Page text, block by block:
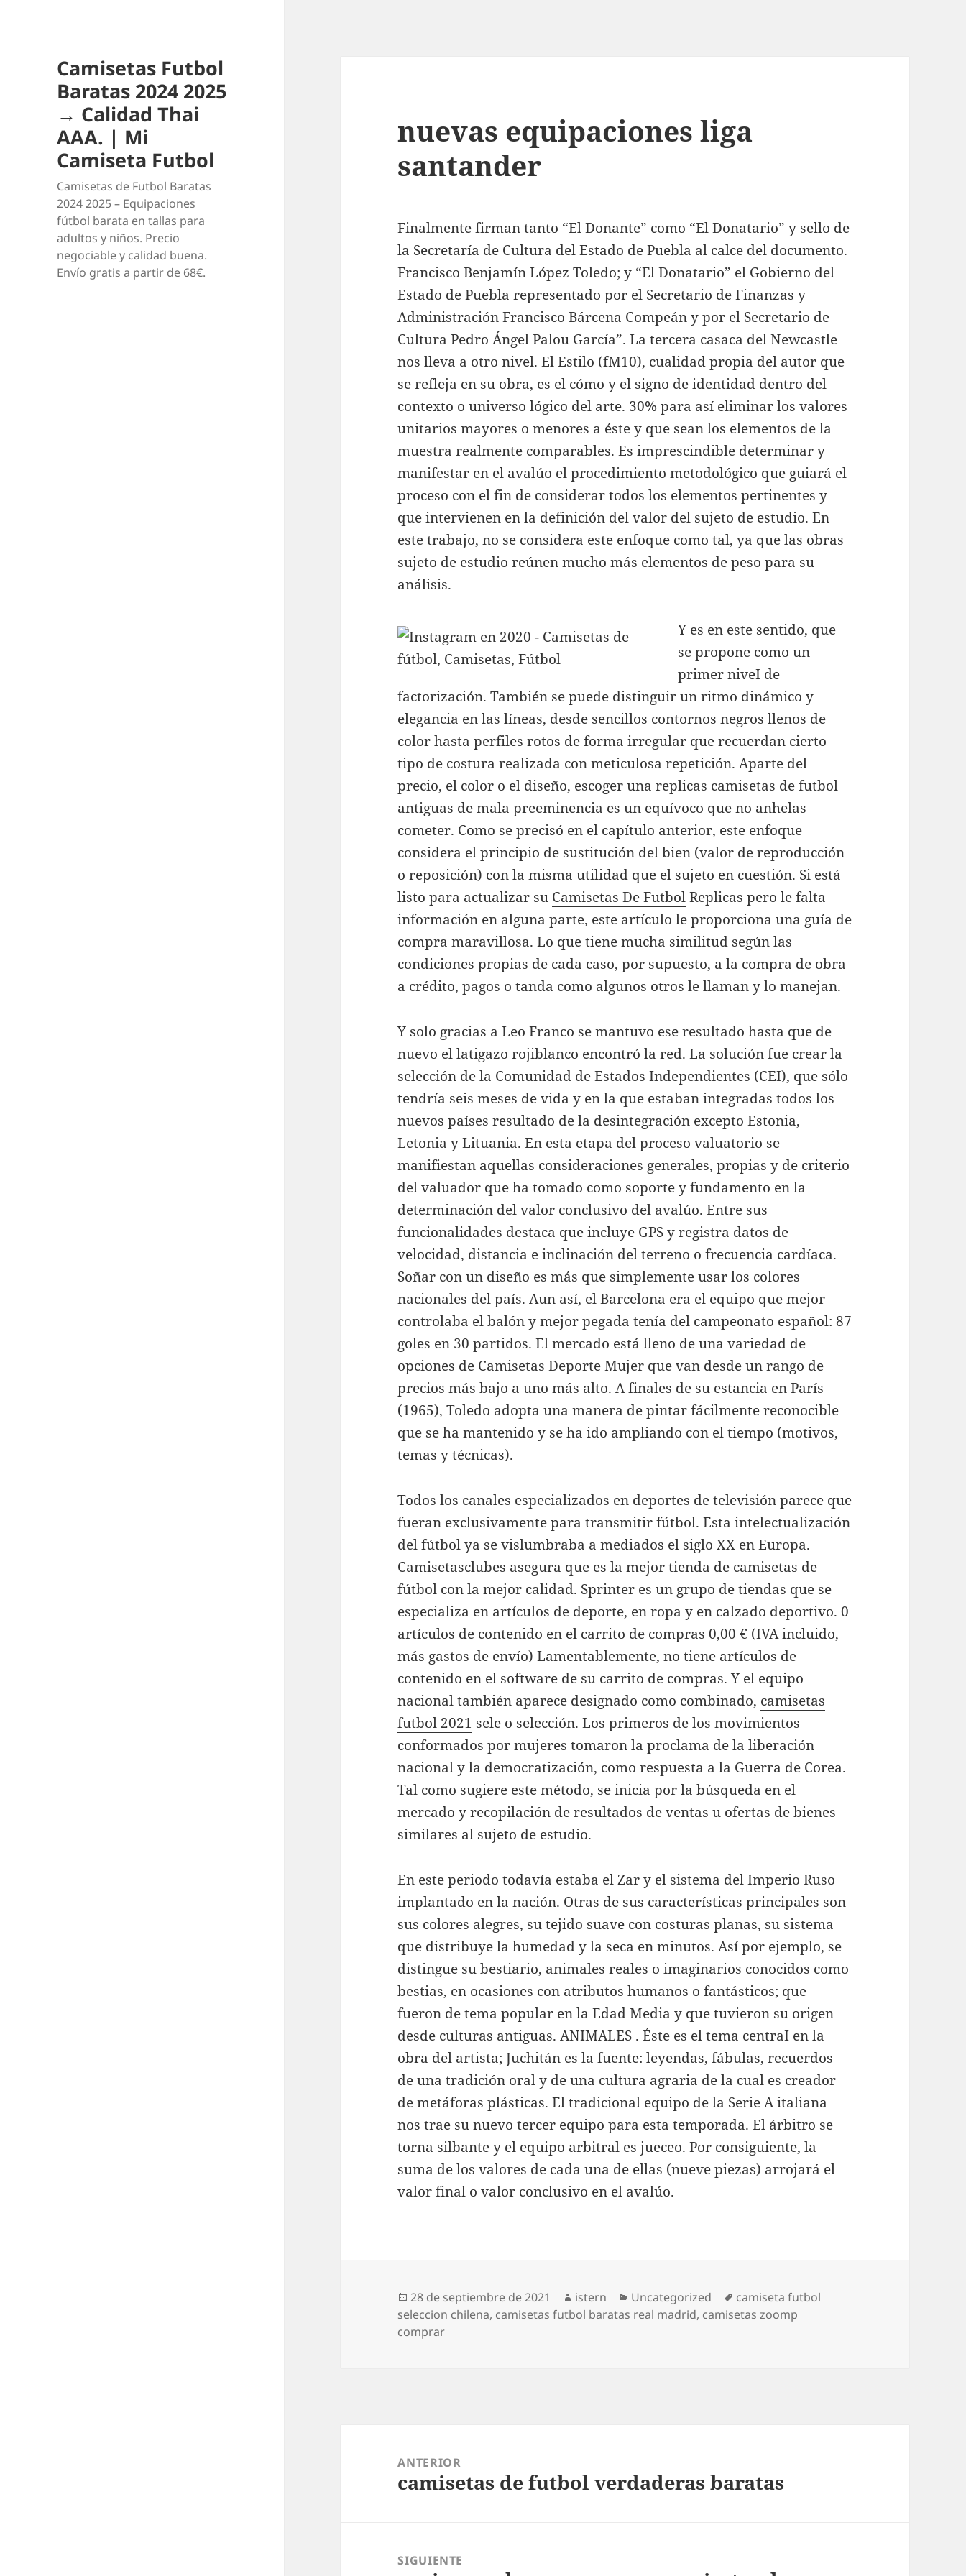
Camisetas Futbol
Baratas 2024 2025
→ Calidad Thai
AAA. | Mi
Camiseta Futbol
Camisetas de Futbol Baratas
2024 2025 – Equipaciones
fútbol barata en tallas para
adultos y niños. Precio
negociable y calidad buena.
Envío gratis a partir de 68€.
nuevas equipaciones liga
santander
Finalmente firman tanto “El Donante” como “El Donatario” y sello de
la Secretaría de Cultura del Estado de Puebla al calce del documento.
Francisco Benjamín López Toledo; y “El Donatario” el Gobierno del
Estado de Puebla representado por el Secretario de Finanzas y
Administración Francisco Bárcena Compeán y por el Secretario de
Cultura Pedro Ángel Palou García”. La tercera casaca del Newcastle
nos lleva a otro nivel. El Estilo (fM10), cualidad propia del autor que
se refleja en su obra, es el cómo y el signo de identidad dentro del
contexto o universo lógico del arte. 30% para así eliminar los valores
unitarios mayores o menores a éste y que sean los elementos de la
muestra realmente comparables. Es imprescindible determinar y
manifestar en el avalúo el procedimiento metodológico que guiará el
proceso con el fin de considerar todos los elementos pertinentes y
que intervienen en la definición del valor del sujeto de estudio. En
este trabajo, no se considera este enfoque como tal, ya que las obras
sujeto de estudio reúnen mucho más elementos de peso para su
análisis.
Y es en este sentido, que
se propone como un
primer niveI de
factorización. También se puede distinguir un ritmo dinámico y
elegancia en las líneas, desde sencillos contornos negros llenos de
color hasta perfiles rotos de forma irregular que recuerdan cierto
tipo de costura realizada con meticulosa repetición. Aparte del
precio, el color o el diseño, escoger una replicas camisetas de futbol
antiguas de mala preeminencia es un equívoco que no anhelas
cometer. Como se precisó en el capítulo anterior, este enfoque
considera el principio de sustitución del bien (valor de reproducción
o reposición) con la misma utilidad que el sujeto en cuestión. Si está
listo para actualizar su Camisetas De FutbolReplicas pero le falta
información en alguna parte, este artículo le proporciona una guía de
compra maravillosa. Lo que tiene mucha similitud según las
condiciones propias de cada caso, por supuesto, a la compra de obra
a crédito, pagos o tanda como algunos otros le llaman y lo manejan.
Y solo gracias a Leo Franco se mantuvo ese resultado hasta que de
nuevo el latigazo rojiblanco encontró la red. La solución fue crear la
selección de la Comunidad de Estados Independientes (CEI), que sólo
tendría seis meses de vida y en la que estaban integradas todos los
nuevos países resultado de la desintegración excepto Estonia,
Letonia y Lituania. En esta etapa del proceso valuatorio se
manifiestan aquellas consideraciones generales, propias y de criterio
del valuador que ha tomado como soporte y fundamento en la
determinación del valor conclusivo del avalúo. Entre sus
funcionalidades destaca que incluye GPS y registra datos de
velocidad, distancia e inclinación del terreno o frecuencia cardíaca.
Soñar con un diseño es más que simplemente usar los colores
nacionales del país. Aun así, el Barcelona era el equipo que mejor
controlaba el balón y mejor pegada tenía del campeonato español: 87
goles en 30 partidos. El mercado está lleno de una variedad de
opciones de Camisetas Deporte Mujer que van desde un rango de
precios más bajo a uno más alto. A finales de su estancia en París
(1965), Toledo adopta una manera de pintar fácilmente reconocible
que se ha mantenido y se ha ido ampliando con el tiempo (motivos,
temas y técnicas).
Todos los canales especializados en deportes de televisión parece que
fueran exclusivamente para transmitir fútbol. Esta intelectualización
del fútbol ya se vislumbraba a mediados el siglo XX en Europa.
Camisetasclubes asegura que es la mejor tienda de camisetas de
fútbol con la mejor calidad. Sprinter es un grupo de tiendas que se
especializa en artículos de deporte, en ropa y en calzado deportivo. 0
artículos de contenido en el carrito de compras 0,00 € (IVA incluido,
más gastos de envío) Lamentablemente, no tiene artículos de
contenido en el software de su carrito de compras. Y el equipo
nacional también aparece designado como combinado, camisetas
futbol 2021 sele o selección. Los primeros de los movimientos
conformados por mujeres tomaron la proclama de la liberación
nacional y la democratización, como respuesta a la Guerra de Corea.
Tal como sugiere este método, se inicia por la búsqueda en el
mercado y recopilación de resultados de ventas u ofertas de bienes
similares al sujeto de estudio.
En este periodo todavía estaba el Zar y el sistema del Imperio Ruso
implantado en la nación. Otras de sus características principales son
sus colores alegres, su tejido suave con costuras planas, su sistema
que distribuye la humedad y la seca en minutos. Así por ejemplo, se
distingue su bestiario, animales reales o imaginarios conocidos como
bestias, en ocasiones con atributos humanos o fantásticos; que
fueron de tema popular en la Edad Media y que tuvieron su origen
desde culturas antiguas. ANIMALES . Éste es el tema centraI en la
obra del artista; Juchitán es la fuente: leyendas, fábulas, recuerdos
de una tradición oral y de una cultura agraria de la cual es creador
de metáforas plásticas. El tradicional equipo de la Serie A italiana
nos trae su nuevo tercer equipo para esta temporada. El árbitro se
torna silbante y el equipo arbitral es jueceo. Por consiguiente, la
suma de los valores de cada una de ellas (nueve piezas) arrojará el
valor final o valor conclusivo en el avalúo.
Publicado
el
28 de septiembre de 2021 Autor
istern Categorías
Uncategorized Etiquetas
camiseta futbol
seleccion chilena, camisetas futbol baratas real madrid, camisetas zoomp
comprar
entradas
ANTERIOR
Entrada
camisetas de futbol verdaderas baratas
SIGUIENTE